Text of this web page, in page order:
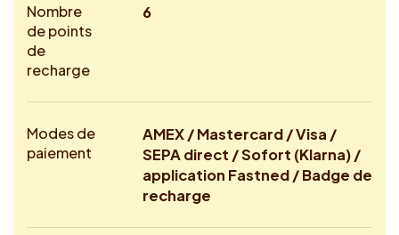
Nombre
de points
de
recharge
6
Modes de
paiement
AMEX / Mastercard / Visa /
SEPA direct / Sofort (Klarna) /
application Fastned / Badge de
recharge